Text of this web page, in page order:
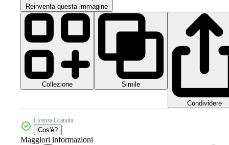
Reinventa questa immagine
Collezione Simile
Condividere
Licenza Gratuita
Cos'è?
Maggiori informazioni